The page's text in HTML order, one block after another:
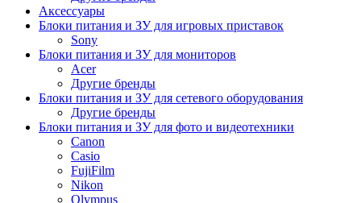
Аксессуары
Блоки питания и ЗУ для игровых приставок
Sony
Блоки питания и ЗУ для мониторов
Acer
Другие бренды
Блоки питания и ЗУ для сетевого оборудования
Другие бренды
Блоки питания и ЗУ для фото и видеотехники
Canon
Casio
FujiFilm
Nikon
Olympus